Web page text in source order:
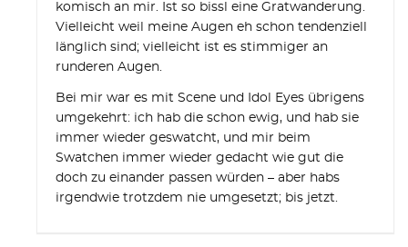
komisch an mir. Ist so bissl eine Gratwanderung.
Vielleicht weil meine Augen eh schon tendenziell
länglich sind; vielleicht ist es stimmiger an
runderen Augen.
Bei mir war es mit Scene und Idol Eyes übrigens
umgekehrt: ich hab die schon ewig, und hab sie
immer wieder geswatcht, und mir beim
Swatchen immer wieder gedacht wie gut die
doch zu einander passen würden – aber habs
irgendwie trotzdem nie umgesetzt; bis jetzt.